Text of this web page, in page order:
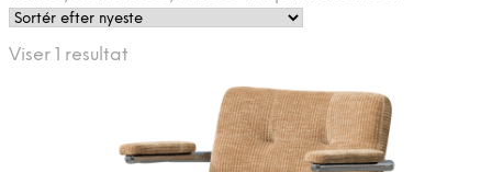
Viser 1 resultat